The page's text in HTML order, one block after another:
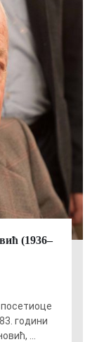
(1936‒
години
...